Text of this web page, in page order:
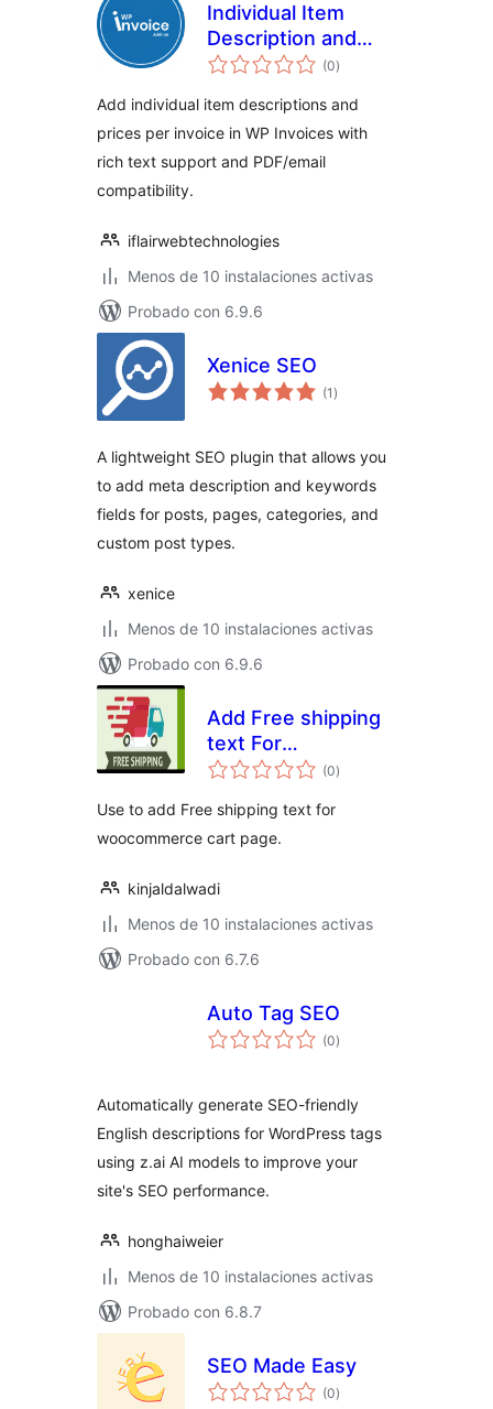
Individual Item
Description and
Price for WP(0total
de
)
Add individual item descriptions and
prices per invoice in WP Invoices with
rich text support and PDF/email
compatibility.
iflairwebtechnologies
Menos de 10 instalaciones activas
Probado con 6.9.6
Xenice SEO
(1 total
de
)
A lightweight SEO plugin that allows you
to add meta description and keywords
fields for posts, pages, categories, and
custom post types.
xenice
Menos de 10 instalaciones activas
Probado con 6.9.6
Add Free shipping
text For
WooCommerce
(0total
de
)
Use to add Free shipping text for
woocommerce cart page.
kinjaldalwadi
Menos de 10 instalaciones activas
Probado con 6.7.6
Auto Tag SEO
(0total
de
)
Automatically generate SEO-friendly
English descriptions for WordPress tags
using z.ai AI models to improve your
site's SEO performance.
honghaiweier
Menos de 10 instalaciones activas
Probado con 6.8.7
SEO Made Easy
(0total
de
)